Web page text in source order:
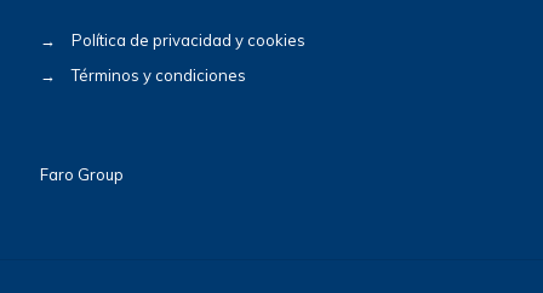
→
Política de privacidad y cookies
→
Términos y condiciones
Faro Group